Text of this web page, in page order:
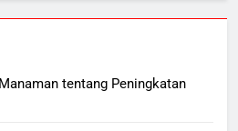
tentang Peningkatan